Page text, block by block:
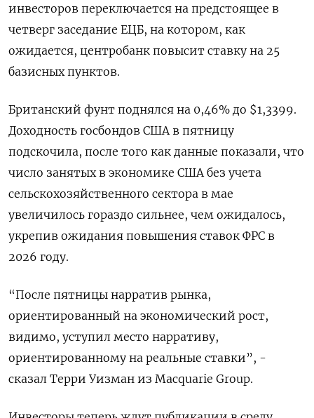
инвесторов переключается ​на предстоящее в
четверг ​заседание ЕЦБ, на ‌котором, как
ожидается, центробанк повысит ставку на 25
базисных пунктов.
Британский фунт поднялся ​на 0,46% до $1,3399.
Доходность госбондов США в пятницу
подскочила, после того как данные показали, что
число занятых в экономике США без учета
сельскохозяйственного сектора в мае
увеличилось гораздо сильнее, чем ожидалось,
укрепив ожидания повышения ставок ФРС в
2026 году.
“После пятницы нарратив рынка,
ориентированный на экономический рост,
видимо, уступил место нарративу,
ориентированному на ​реальные ставки”, -
сказал Терри ⁠Уизман из Macquarie Group.